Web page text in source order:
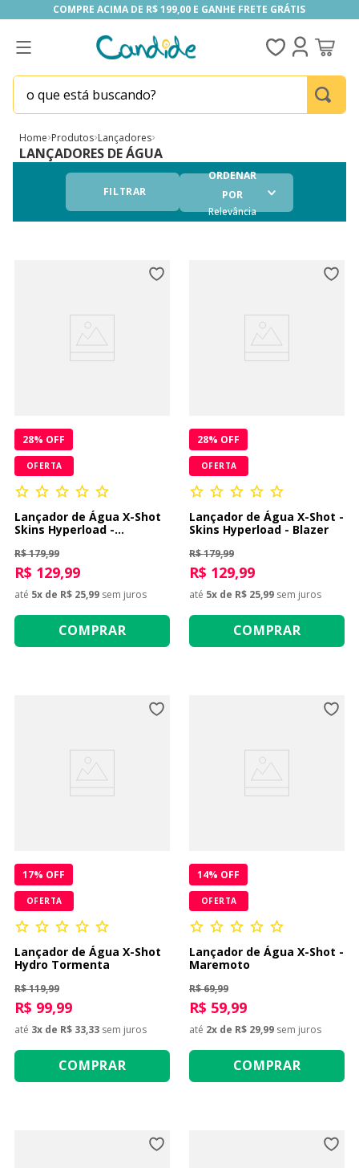
COMPRE ACIMA DE R$ 199,00 E GANHE FRETE GRÁTIS
COMPRE ACIMA DE R$ 199,00 E GANHE FRETE GRÁTIS
o que está buscando?
Home Produtos Lançadores
LANÇADORES DE ÁGUA
FILTRAR
ORDENAR
POR
Relevância
28% OFF
OFERTA
Lançador de Água X-Shot
Skins Hyperload -
R$ 179,99
R$ 129,99
até 5x de R$ 25,99 sem juros
COMPRAR
28% OFF
OFERTA
Lançador de Água X-Shot -
Skins Hyperload - Blazer
R$ 179,99
R$ 129,99
até 5x de R$ 25,99 sem juros
COMPRAR
17% OFF
OFERTA
Lançador de Água X-Shot
Hydro Tormenta
R$ 119,99
R$ 99,99
até 3x de R$ 33,33 sem juros
COMPRAR
14% OFF
OFERTA
Lançador de Água X-Shot -
Maremoto
R$ 69,99
R$ 59,99
até 2x de R$ 29,99 sem juros
COMPRAR
1º
fill the fridge
2º
homem aranha
mini brands
7º
8